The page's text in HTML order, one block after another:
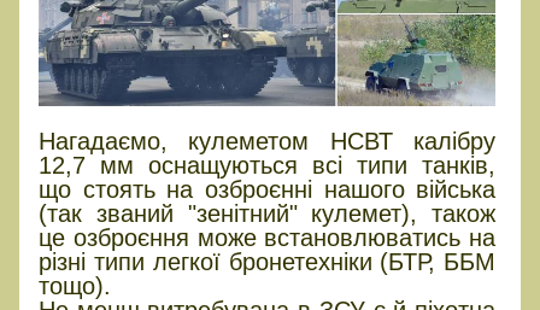
Нагадаємо, кулеметом НСВТ калібру
12,7 мм оснащуються всі типи танків,
що стоять на озброєнні нашого війська
(так званий "зенітний" кулемет), також
це озброєння може встановлюватись на
різні типи легкої бронетехніки (БТР, ББМ
тощо).